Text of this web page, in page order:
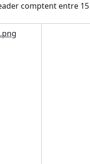
comptent entre